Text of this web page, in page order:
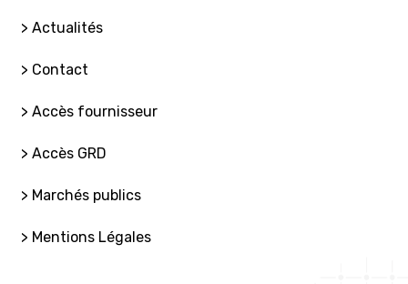
> Actualités
> Contact
> Accès fournisseur
> Accès GRD
> Marchés publics
> Mentions Légales